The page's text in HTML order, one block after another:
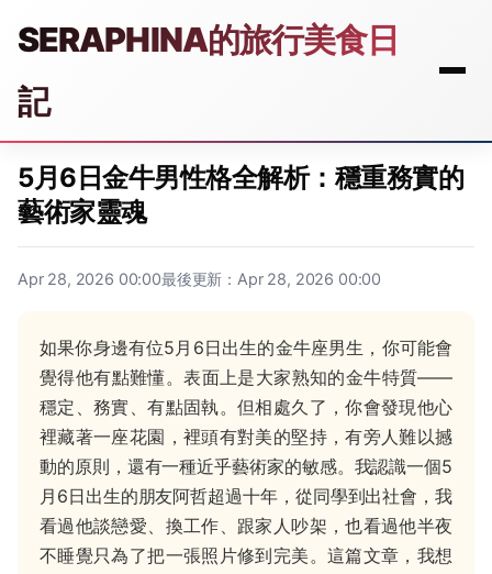
SERAPHINA的旅行美食日
記
5月6日金牛男性格全解析：穩重務實的
藝術家靈魂
Apr 28, 2026 00:00最後更新：Apr 28, 2026 00:00
如果你身邊有位5月6日出生的金牛座男生，你可能會
覺得他有點難懂。表面上是大家熟知的金牛特質——
穩定、務實、有點固執。但相處久了，你會發現他心
裡藏著一座花園，裡頭有對美的堅持，有旁人難以撼
動的原則，還有一種近乎藝術家的敏感。我認識一個5
月6日出生的朋友阿哲超過十年，從同學到出社會，我
看過他談戀愛、換工作、跟家人吵架，也看過他半夜
不睡覺只為了把一張照片修到完美。這篇文章，我想